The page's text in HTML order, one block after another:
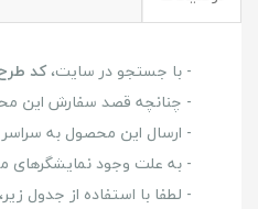
- با جستجو در سایت،کد
- چنانچه قصد سفارش این
- ارسال این محصول به
- به علت وجود نمایشگرهای
- لطفا با استفاده از جدول